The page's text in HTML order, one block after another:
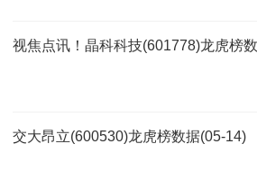
视焦点讯！晶科科技(601778)龙虎榜
交大昂立(600530)龙虎榜数据(05-14)